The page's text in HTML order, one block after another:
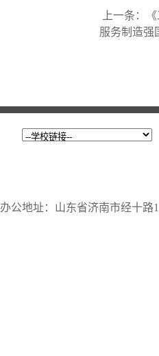
上一条：
服务制造强
办公地址：山东省济南市经十路